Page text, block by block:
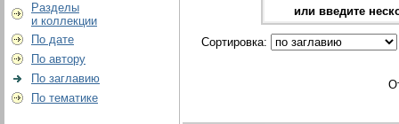
Разделы
и коллекции
По дате
По автору
По заглавию
По тематике
или введите
Сортировка: